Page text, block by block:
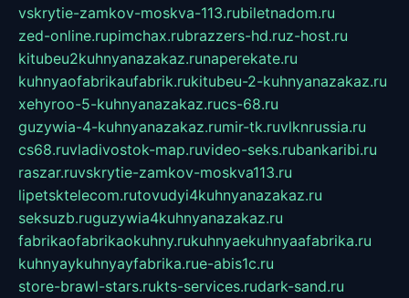
vskrytie-zamkov-moskva-113.rubiletnadom.ru
zed-online.rupimchax.rubrazzers-hd.ruz-host.ru
kitubeu2kuhnyanazakaz.runaperekate.ru
kuhnyaofabrikaufabrik.rukitubeu-2-kuhnyanazakaz.ru
xehyroo-5-kuhnyanazakaz.rucs-68.ru
guzywia-4-kuhnyanazakaz.rumir-tk.ruvlknrussia.ru
cs68.ruvladivostok-map.ruvideo-seks.rubankaribi.ru
raszar.ruvskrytie-zamkov-moskva113.ru
lipetsktelecom.rutovudyi4kuhnyanazakaz.ru
seksuzb.ruguzywia4kuhnyanazakaz.ru
fabrikaofabrikaokuhny.rukuhnyaekuhnyaafabrika.ru
kuhnyaykuhnyayfabrika.rue-abis1c.ru
store-brawl-stars.rukts-services.rudark-sand.ru